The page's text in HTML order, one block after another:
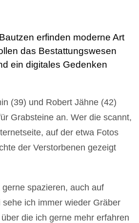
erfinden moderne Art
das Bestattungswesen
ein digitales Gedenken
(39) und Robert Jähne (42)
Grabsteine an. Wer die scannt,
auf der etwa Fotos
der Verstorbenen gezeigt
spazieren, auch auf
sehe ich immer wieder Gräber
die ich gerne mehr erfahren